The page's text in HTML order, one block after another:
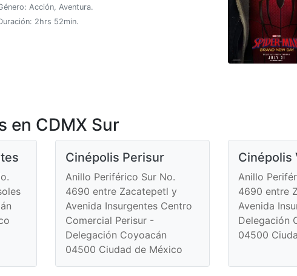
Acción, Aventura.
2hrs 52min.
en CDMX Sur
Cinépolis Perisur
Anillo Periférico Sur No.
4690 entre Zacatepetl y
Avenida Insurgentes Centro
Comercial Perisur -
Delegación Coyoacán
04500 Ciudad de México
Cinépolis
Anillo
4690 entre
Avenida
Delegación
04500